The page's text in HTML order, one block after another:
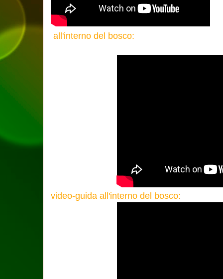
all'interno del bosco:
video-guida all'interno del bosco: